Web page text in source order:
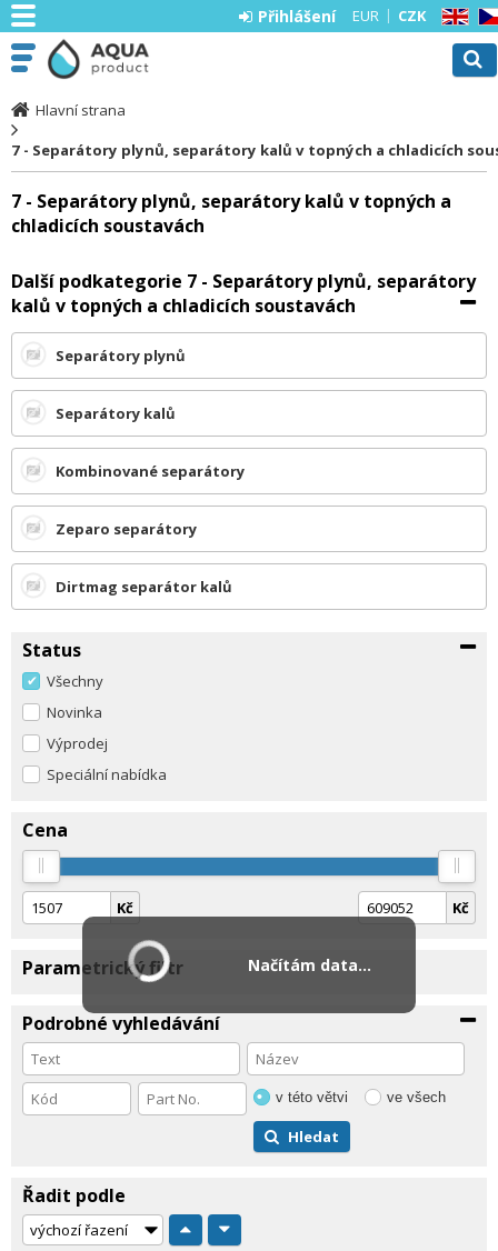
EN CZ
EUR CZK
Přihlášení
Hlavní strana
7 - Separátory plynů, separátory kalů v topných a chladicích
7 - Separátory plynů, separátory kalů v topných a
chladicích soustavách
Další podkategorie 7 - Separátory plynů, separátory
kalů v topných a chladicích soustavách
Separátory plynů
Separátory kalů
Kombinované separátory
Zeparo separátory
Dirtmag separátor kalů
Status
Všechny
Novinka
Výprodej
Speciální nabídka
Cena
Kč Kč
Parametrický filtr
Podrobné vyhledávání
v této větvi ve všech
Hledat
Řadit podle
Načítám data...